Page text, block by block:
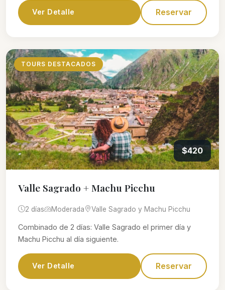
Ver Detalle Reservar
TOURS DESTACADOS
$420
Valle Sagrado + Machu Picchu
2 días Moderada Valle Sagrado y Machu Picchu
Combinado de 2 días: Valle Sagrado el primer día y
Machu Picchu al día siguiente.
Ver Detalle Reservar